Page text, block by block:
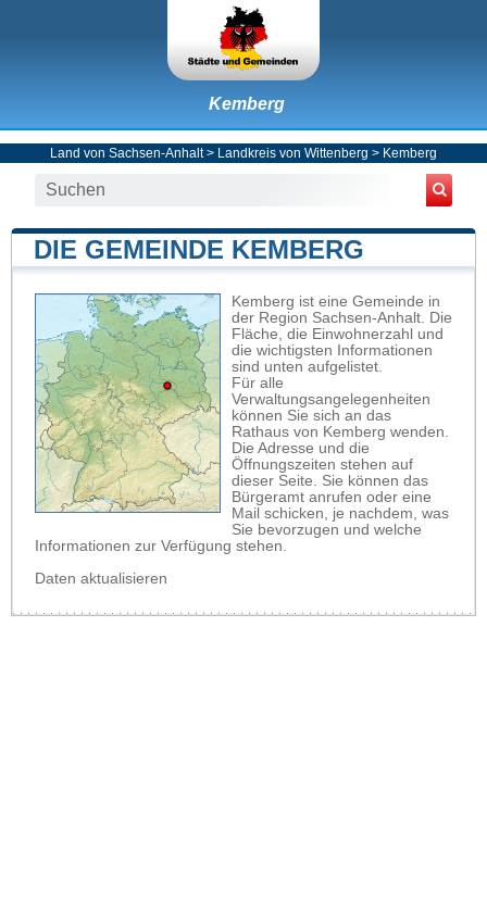
Kemberg
Land von Sachsen-Anhalt> Landkreis von Wittenberg > Kemberg
DIE GEMEINDE KEMBERG
Kemberg ist eine Gemeinde in
der Region Sachsen-Anhalt. Die
Fläche, die Einwohnerzahl und
die wichtigsten Informationen
sind unten aufgelistet.
Für alle
Verwaltungsangelegenheiten
können Sie sich an das
Rathaus von Kemberg wenden.
Die Adresse und die
Öffnungszeiten stehen auf
dieser Seite. Sie können das
Bürgeramt anrufen oder eine
Mail schicken, je nachdem, was
Sie bevorzugen und welche
Informationen zur Verfügung stehen.
Daten aktualisieren